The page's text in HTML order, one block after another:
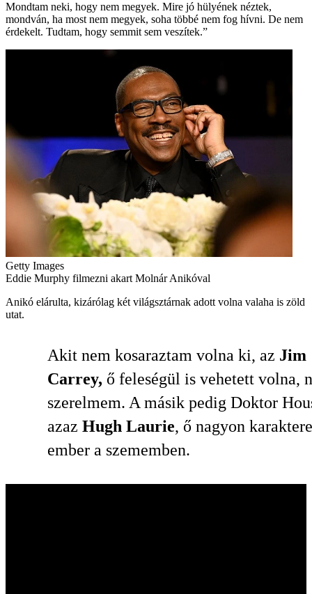
Mondtam neki, hogy nem megyek. Mire jó hülyének néztek,
mondván, ha most nem megyek, soha többé nem fog hívni. De nem
érdekelt. Tudtam, hogy semmit sem veszítek.”
Getty Images
Eddie Murphy filmezni akart Molnár Anikóval
Anikó elárulta, kizárólag két világsztárnak adott volna valaha is zöld
utat.
Akit nem kosaraztam volna ki, az Jim
Carrey, ő feleségül is vehetett volna,
szerelmem. A másik pedig Doktor
azaz Hugh Laurie, ő nagyon
ember a szememben.